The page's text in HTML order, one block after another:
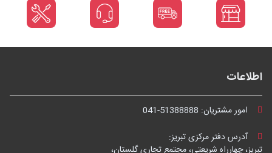
اطلاعات
امور مشتریان: 041-51388888
آدرس دفتر مرکزی تبریز:
تبریز، چهارراه شریعتی، مجتمع تجاری گلستان،